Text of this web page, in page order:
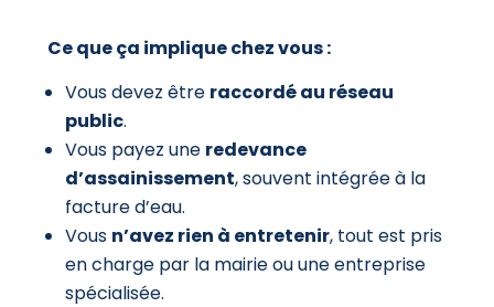
Ce que ça implique chez vous :
Vous devez être raccordé au réseau
public.
Vous payez une redevance
d’assainissement, souvent intégrée à la
facture d’eau.
Vous n’avez rien à entretenir, tout est pris
en charge par la mairie ou une entreprise
spécialisée.